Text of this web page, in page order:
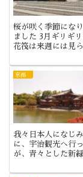
桜が咲く季節にな
ました 3月ギリギ
花筏は来週には見
京都
我々日本人になじ
に、宇治観光へ行
が、青々とした新